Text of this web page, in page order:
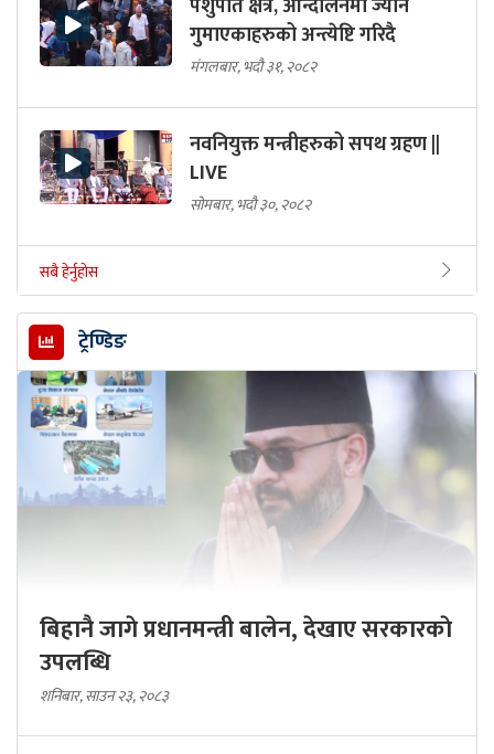
गुमाएकाहरुको अन्त्येष्टि गरिदै
मंगलबार, भदौ ३१, २०८२
नवनियुक्त मन्त्रीहरुको सपथ ग्रहण ||
LIVE
सोमबार, भदौ ३०, २०८२
सबै हेर्नुहोस
ट्रेण्डिङ
बिहानै जागे प्रधानमन्त्री बालेन, देखाए सरकारकाे
उपलब्धि
शनिबार, साउन २३, २०८३